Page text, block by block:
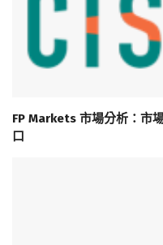
FP Markets 市場分析：市
口